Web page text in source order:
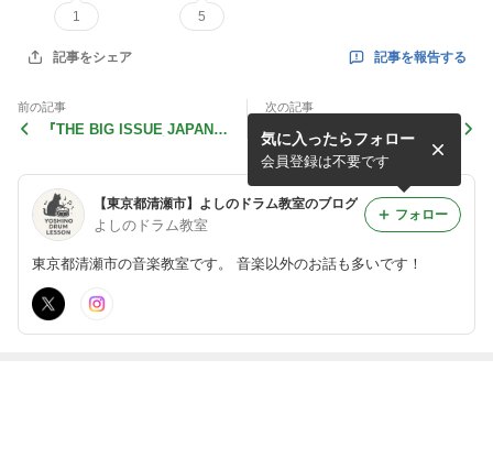
1 5
記事をシェア 記事を報告する
前の記事
『THE BIG ISSUE JAPAN |
次の記事
先週金曜日は「ゆるゆるノン
ジャンルセッション Vol.1
6」でした！
【東京都清瀬市】よしのドラム教室のブログ
よしのドラム教室
東京都清瀬市の音楽教室です。 音楽以外のお話も多いです！
気に入ったらフォロー
会員登録は不要です
フォロー